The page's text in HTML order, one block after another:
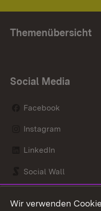
Themenübersicht
Social Media
Facebook
Instagram
LinkedIn
Social Wall
Wir verwenden